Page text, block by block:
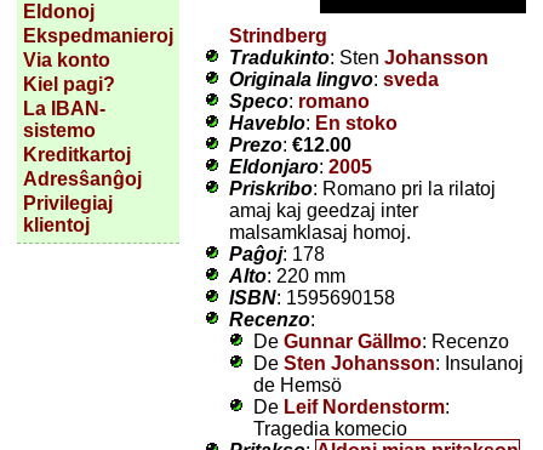
Eldonoj
Ekspedmanieroj
Via konto
Kiel pagi?
La IBAN-
sistemo
Kreditkartoj
Adresŝanĝoj
Privilegiaj
klientoj
Strindberg
Tradukinto: Sten Johansson
Originala lingvo: sveda
Speco: romano
Haveblo: En stoko
Prezo: €12.00
Eldonjaro: 2005
Priskribo: Romano pri la rilatoj
amaj kaj geedzaj inter
malsamklasaj homoj.
Paĝoj: 178
Alto: 220 mm
ISBN: 1595690158
Recenzo:
De Gunnar Gällmo: Recenzo
De Sten Johansson: Insulanoj
de Hemsö
De Leif Nordenstorm:
Tragedia komecio